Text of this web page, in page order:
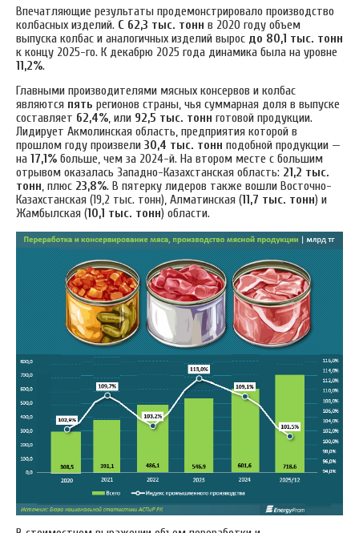
Впечатляющие результаты продемонстрировало производство
колбасных изделий. С 62,3 тыс. тонн в 2020 году объем
выпуска колбас и аналогичных изделий вырос до 80,1 тыс. тонн
к концу 2025-го. К декабрю 2025 года динамика была на уровне
11,2%.
Главными производителями мясных консервов и колбас
являются пять регионов страны, чья суммарная доля в выпуске
составляет 62,4%, или 92,5 тыс. тонн готовой продукции.
Лидирует Акмолинская область, предприятия которой в
прошлом году произвели 30,4 тыс. тонн подобной продукции —
на 17,1% больше, чем за 2024-й. На втором месте с большим
отрывом оказалась Западно-Казахстанская область: 21,2 тыс.
тонн, плюс 23,8%. В пятерку лидеров также вошли Восточно-
Казахстанская (19,2 тыс. тонн), Алматинская (11,7 тыс. тонн) и
Жамбылская (10,1 тыс. тонн) области.